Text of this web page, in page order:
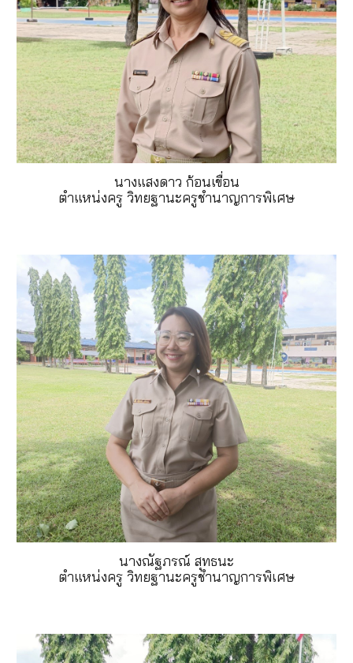
นางแสงดาว ก้อนเขื่อน
ตำแหน่งครู วิทยฐานะครูชำนาญการพิเศษ
นางณัฐภรณ์ สุทธนะ
ตำแหน่งครู วิทยฐานะครูชำนาญการพิเศษ